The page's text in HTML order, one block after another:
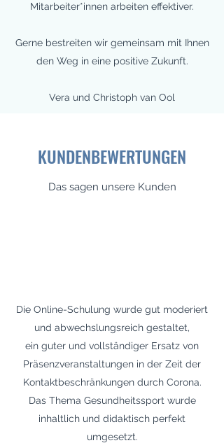
Mitarbeiter*innen arbeiten effektiver.
Gerne bestreiten wir gemeinsam mit Ihnen
den Weg in eine positive Zukunft.
Vera und Christoph van Ool
KUNDENBEWERTUNGEN
Das sagen unsere Kunden
Die Online-Schulung wurde gut moderiert
und abwechslungsreich gestaltet,
ein guter und vollständiger Ersatz von
Präsenzveranstaltungen in der Zeit der
Kontaktbeschränkungen durch Corona.
Das Thema Gesundheitssport wurde
inhaltlich und didaktisch perfekt
umgesetzt.